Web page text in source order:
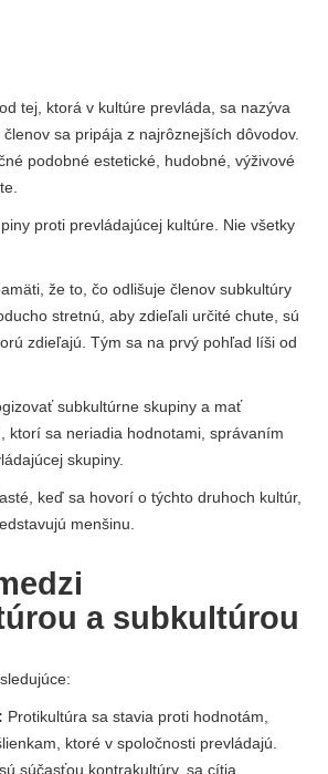
tej, ktorá v kultúre prevláda, sa nazýva
sa pripája z najrôznejších dôvodov.
podobné estetické, hudobné, výživové
proti prevládajúcej kultúre. Nie všetky
že to, čo odlišuje členov subkultúry
stretnú, aby zdieľali určité chute, sú
zdieľajú. Tým sa na prvý pohľad líši od
subkultúrne skupiny a mať
ktorí sa neriadia hodnotami, správaním
skupiny.
keď sa hovorí o týchto druhoch kultúr,
menšinu.
a subkultúrou
Protikultúra sa stavia proti hodnotám,
ktoré v spoločnosti prevládajú.
súčasťou kontrakultúry, sa cítia